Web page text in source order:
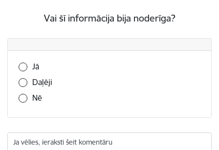
Vai šī informācija bija noderīga?
Vai šī informācija bija noderīga?
Jā
Daļēji
Nē
Ja vēlies, ieraksti šeit komentāru